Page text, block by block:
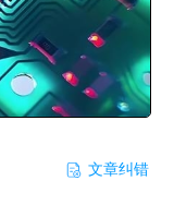
文章纠错